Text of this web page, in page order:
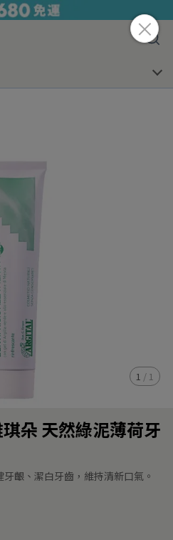
1 / 1
朵 天然綠泥薄荷牙
齦、潔白牙齒，維持清新口氣。